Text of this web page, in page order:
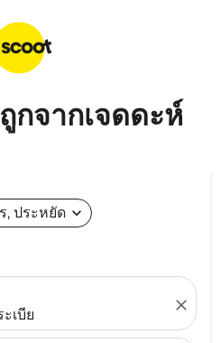
กจากเจดดะห์
, ประหยัด expand_more
เบีย
close